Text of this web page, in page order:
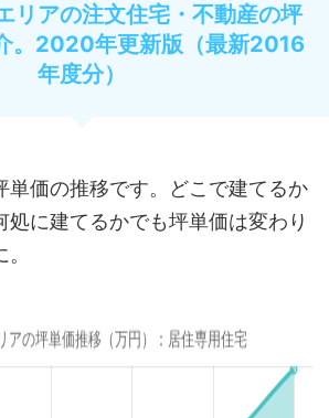
リアの注文住宅・不動産の坪
。2020年更新版（最新2016
年度分）
単価の推移です。どこで建てるか
処に建てるかでも坪単価は変わり